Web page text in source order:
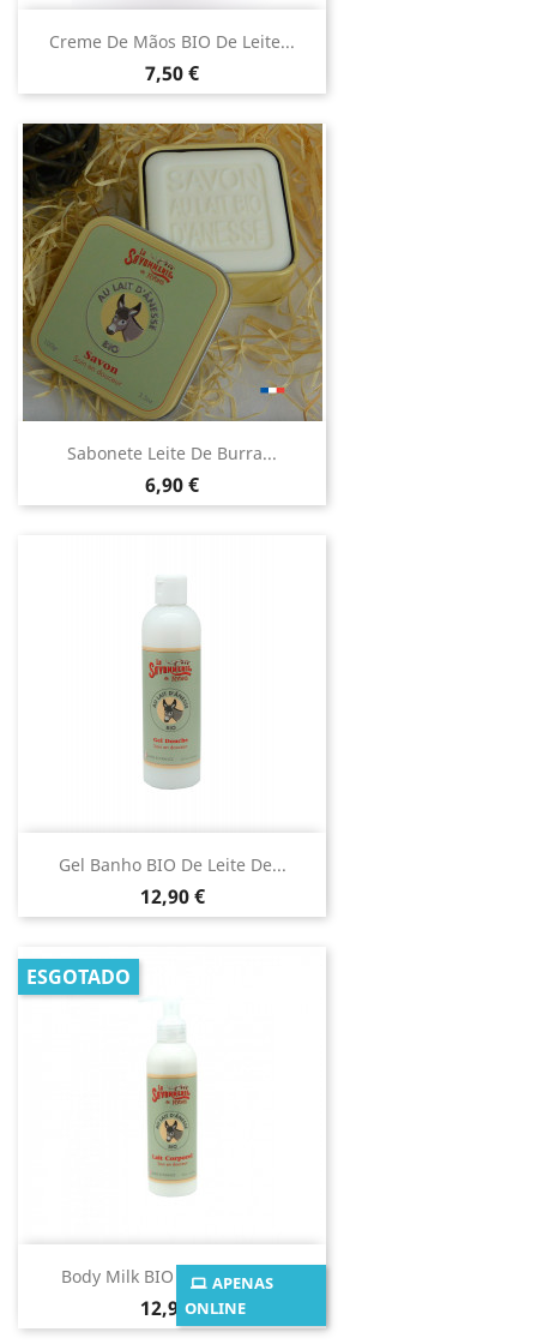
Creme De Mãos BIO De Leite...
Preço
7,50 €
Sabonete Leite De Burra...
Preço
6,90 €
Gel Banho BIO De Leite De...
Preço
12,90 €
APENAS
ONLINE
Body Milk BIO De Leite De...
Preço
12,90 €
ESGOTADO